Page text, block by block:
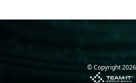
© Copyright2026